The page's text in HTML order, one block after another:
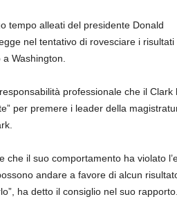
tempo alleati del presidente Donald
nel tentativo di rovesciare i risultati
Washington.
professionale che il Clark
per premere i leader della
il suo comportamento ha violato
andare a favore di alcun
ha detto il consiglio nel suo rapporto.